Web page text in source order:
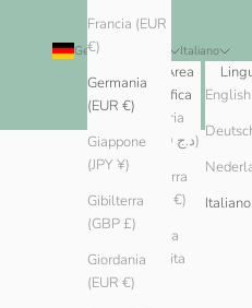
Francia (EUR
€)
Germania
(EUR €)
Giappone
(JPY ¥)
Gibilterra
(GBP £)
Giordania
(EUR €)
Germania (EUR €)
Paese/Area
geografica
Algeria
(DZD د.ج)
Andorra
(EUR €)
Arabia
Saudita
Italiano
English
Italiano